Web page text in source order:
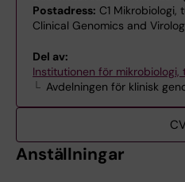
Postadress: C1 Mikrobiologi,
Clinical Genomics and
Del av:
Institutionen för
Avdelningen för klinisk
Anställningar